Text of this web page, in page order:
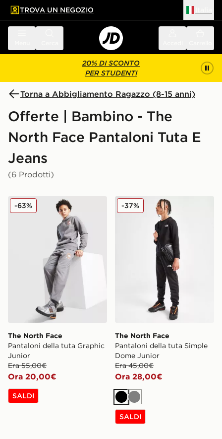
principale
a fondo pagina
TROVA UN NEGOZIO
20% DI SCONTO
PER STUDENTI
Torna a Abbigliamento Ragazzo (8-15 anni)
Offerte | Bambino - The
North Face Pantaloni Tuta E
Jeans
(6 Prodotti)
The North Face Pantaloni della tuta Graphic Junior
The North Face
Pantaloni della tuta Graphic
Junior
Era 55,00€
Ora 20,00€
-63%
SALDI
The North Face Pantaloni
The North Face
Pantaloni della tuta Simple
Dome Junior
Era 45,00€
Ora 28,00€
-37%
NeroGrigio
SALDI